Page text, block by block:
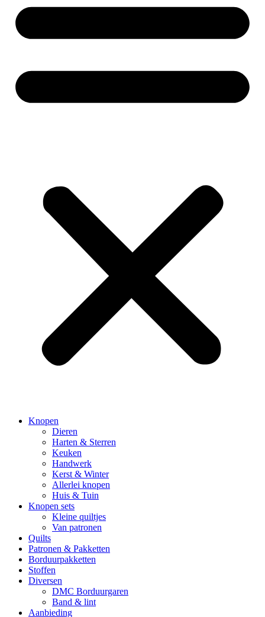
Knopen
Dieren
Harten & Sterren
Keuken
Handwerk
Kerst & Winter
Allerlei knopen
Huis & Tuin
Knopen sets
Kleine quiltjes
Van patronen
Quilts
Patronen & Pakketten
Borduurpakketten
Stoffen
Diversen
DMC Borduurgaren
Band & lint
Aanbieding